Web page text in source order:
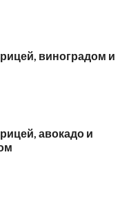
виноградом и
авокадо и